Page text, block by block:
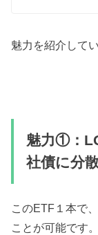
魅力を紹介して
魅力①：
社債に分
このETF１本で
ことが可能です。